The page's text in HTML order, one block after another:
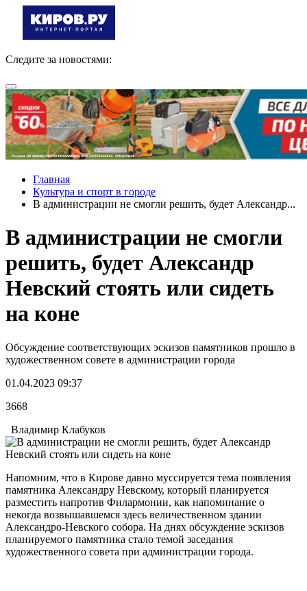
Следите за новостями:
Главная
Культура и спорт в городе
В администрации не смогли решить, будет Александр...
В администрации не смогли
решить, будет Александр
Невский стоять или сидеть
на коне
Обсуждение соответствующих эскизов памятников прошло в
художественном совете в администрации города
01.04.2023 09:37
3668
Владимир Клабуков
Напомним, что в Кирове давно муссируется тема появления
памятника Александру Невскому, который планируется
разместить напротив Филармонии, как напоминание о
некогда возвышавшемся здесь величественном здании
Александро-Невского собора. На днях обсуждение эскизов
планируемого памятника стало темой заседания
художественного совета при администрации города.